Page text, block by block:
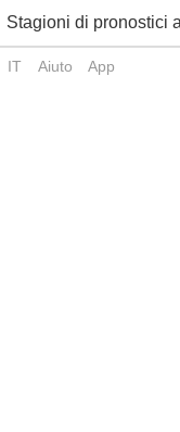
Stagioni di pronostici
IT Aiuto App